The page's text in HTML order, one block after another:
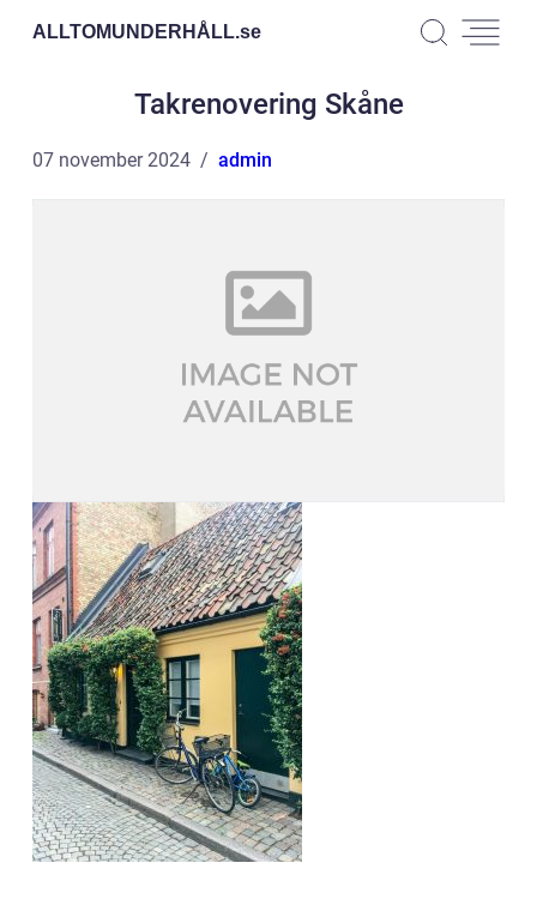
ALLTOMUNDERHÅLL.se
Takrenovering Skåne
07 november 2024 admin